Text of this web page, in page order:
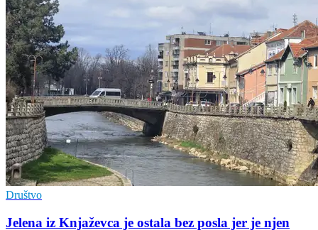
Društvo
Jelena iz Knjaževca je ostala bez posla jer je njen